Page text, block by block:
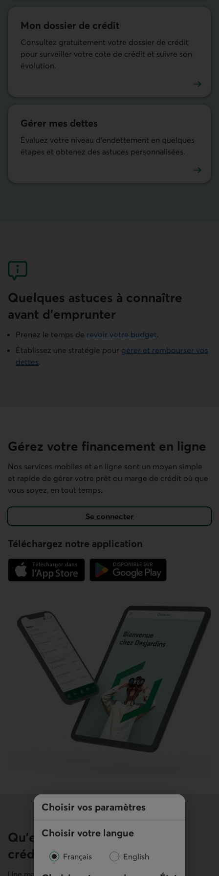
Choisir vos paramètres
Choisir votre langue
Français English
Mon dossier de crédit
Consultez gratuitement votre dossier de crédit
pour surveiller votre cote de crédit et suivre son
évolution.
Gérer mes dettes
Évaluez votre niveau d’endettement en quelques
étapes et obtenez des astuces personnalisées.
Quelques astuces à connaître
avant d’emprunter
Prenez le temps de revoir votre budget.
Établissez une stratégie pour gérer et rembourser vos
dettes.
Gérez votre financement en ligne
Nos services mobiles et en ligne sont un moyen simple
et rapide de gérer votre prêt ou marge de crédit où que
vous soyez, en tout temps.
Se connecter
Téléchargez notre application
Qu’est-ce qu’une marge de
crédit?
Une marge de crédit personnelle est un montant